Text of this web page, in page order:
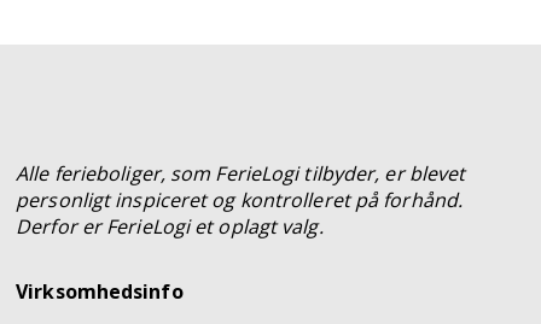
Alle ferieboliger, som FerieLogi tilbyder, er blevet
personligt inspiceret og kontrolleret på forhånd.
Derfor er FerieLogi et oplagt valg.
Virksomhedsinfo